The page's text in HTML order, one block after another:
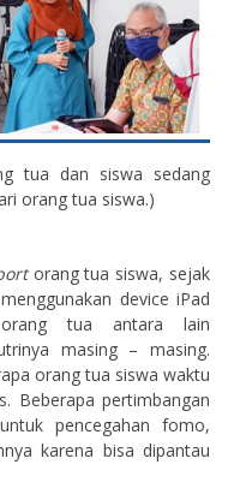
tua dan siswa sedang
orang tua siswa.)
orang tua siswa, sejak
device iPad
tua antara lain
masing – masing.
orang tua siswa waktu
Beberapa pertimbangan
pencegahan fomo,
karena bisa dipantau